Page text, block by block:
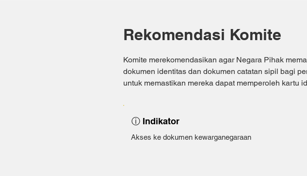
Rekomendasi Komite
Komite merekomendasikan agar Negara Pihak
dokumen identitas dan dokumen catatan sipil bagi
untuk memastikan mereka dapat memperoleh kartu
ⓘ Indikator
Akses ke dokumen kewarganegaraan